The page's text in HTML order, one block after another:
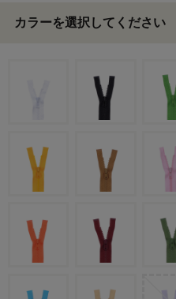
カラーを選択してください